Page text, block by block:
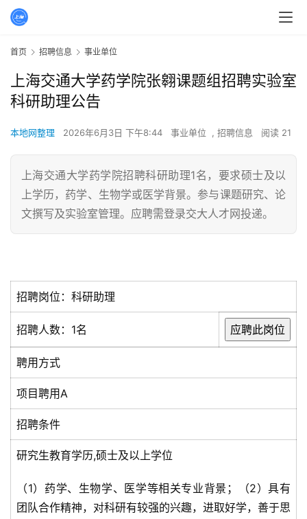
首页 招聘信息 事业单位
上海交通大学药学院张翱课题组招聘实验室
科研助理公告
本地网整理 2026年6月3日 下午8:44 事业单位 , 招聘信息 阅读 21
上海交通大学药学院招聘科研助理1名，要求硕士及以
上学历，药学、生物学或医学背景。参与课题研究、论
文撰写及实验室管理。应聘需登录交大人才网投递。
招聘岗位：科研助理
招聘人数：1名
聘用方式
项目聘用A
招聘条件
研究生教育学历,硕士及以上学位
（1）药学、生物学、医学等相关专业背景；（2）具有
团队合作精神，对科研有较强的兴趣，进取好学，善于思